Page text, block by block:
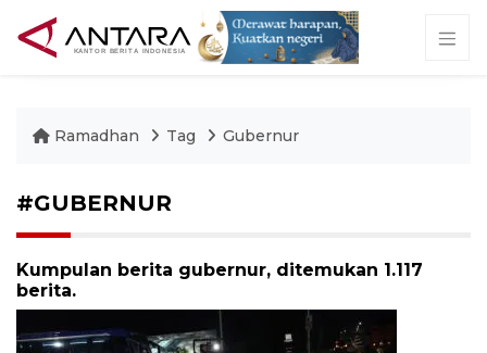
Ramadhan Tag Gubernur
#GUBERNUR
Kumpulan berita gubernur, ditemukan 1.117
berita.